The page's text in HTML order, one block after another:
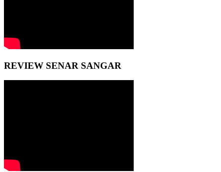
REVIEW SENAR SANGAR